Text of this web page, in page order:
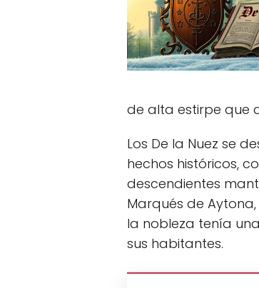
de alta estirpe que
Los De la Nuez se
hechos históricos,
descendientes
Marqués de
la nobleza tenía
sus habitantes.